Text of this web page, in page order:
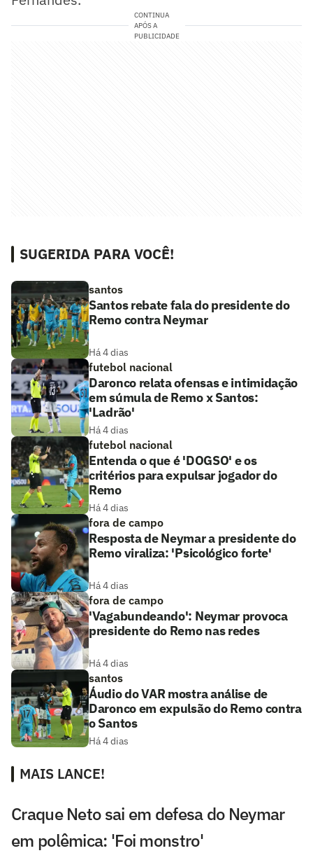
CONTINUA
APÓS A
PUBLICIDADE
SUGERIDA PARA VOCÊ!
santos
Santos rebate fala do presidente do
Remo contra Neymar
Há 4 dias
futebol nacional
Daronco relata ofensas e intimidação
em súmula de Remo x Santos:
'Ladrão'
Há 4 dias
futebol nacional
Entenda o que é 'DOGSO' e os
critérios para expulsar jogador do
Remo
Há 4 dias
fora de campo
Resposta de Neymar a presidente do
Remo viraliza: 'Psicológico forte'
Há 4 dias
fora de campo
'Vagabundeando': Neymar provoca
presidente do Remo nas redes
Há 4 dias
santos
Áudio do VAR mostra análise de
Daronco em expulsão do Remo contra
o Santos
Há 4 dias
MAIS LANCE!
Craque Neto sai em defesa do Neymar
em polêmica: 'Foi monstro'